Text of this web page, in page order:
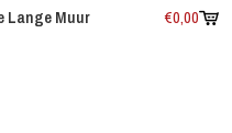
Lange Muur €0,00